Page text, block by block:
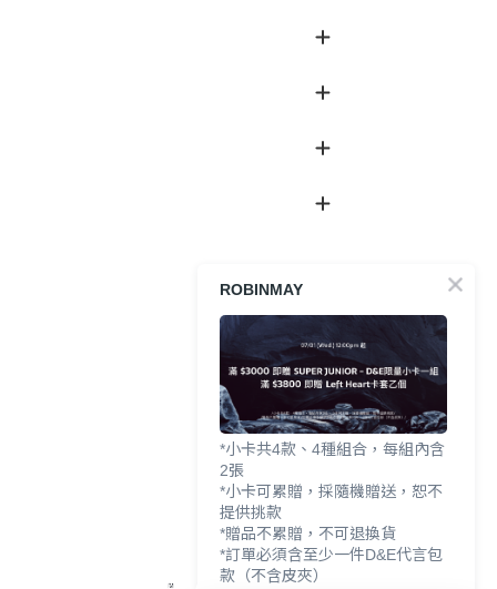
ROBINMAY
*小卡共4款、4種組合，每組內含
2張
*小卡可累贈，採隨機贈送，恕不
提供挑款
*贈品不累贈，不可退換貨
*訂單必須含至少一件D&E代言包
款（不含皮夾）